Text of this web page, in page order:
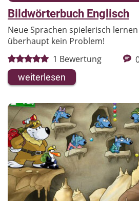
Bildwörterbuch Englisch
Neue Sprachen spielerisch
überhaupt kein Problem!
1 Bewertung
weiterlesen